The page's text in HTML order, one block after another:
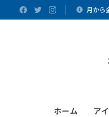
月から
ホーム ア